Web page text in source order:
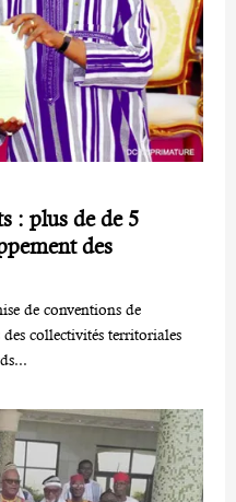
: plus de de 5
des
de conventions de
des collectivités territoriales